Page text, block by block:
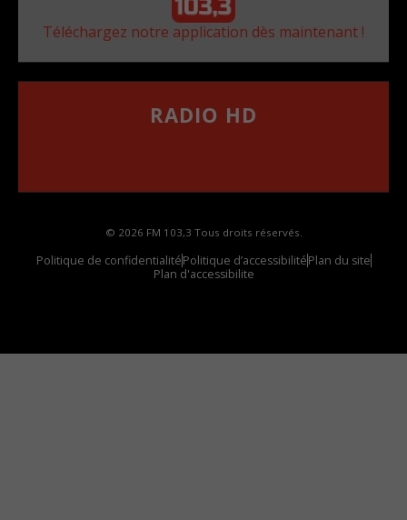
Téléchargez notre application dès maintenant !
RADIO HD
© 2026 FM 103,3 Tous droits réservés.
Politique de confidentialitéPolitique d’accessibilitéPlan du site
Plan d'accessibilite